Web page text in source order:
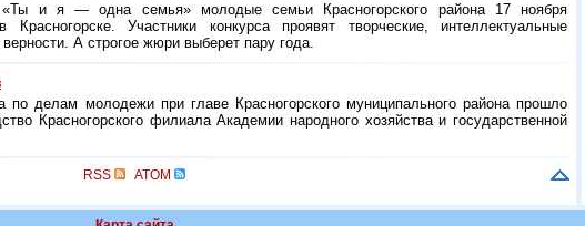
«Ты и я — одна семья» молодые семьи Красногорского района 17 ноября
Участники конкурса проявят творческие, интеллектуальные
А строгое жюри выберет пару года.
по делам молодежи при главе Красногорского муниципального района прошло
Красногорского филиала Академии народного хозяйства и государственной
RSS ATOM